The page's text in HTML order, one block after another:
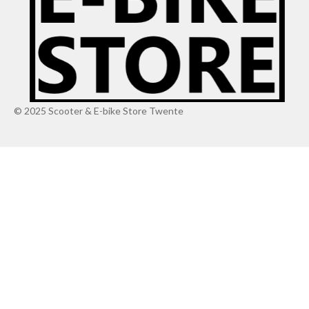
© 2025 Scooter & E-bike Store Twente